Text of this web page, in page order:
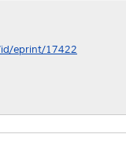
eprint/17422